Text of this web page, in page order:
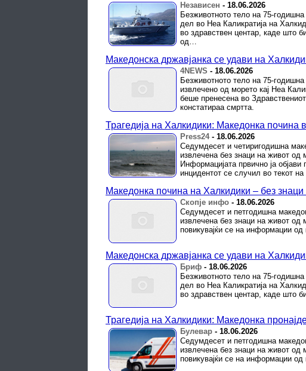
Независен - 18.06.2026
Безживотното тело на 75-
дел во Неа Каликратија на
во здравствен центар, каде што
од…
Македонска државјанка се удави на
4NEWS - 18.06.2026
Безживотното тело на 75-
извлечено од морето кај Неа
беше пренесена во
констатираа смртта.
Трагедија на Халкидики: Македонка почина
Press24- 18.06.2026
Седумдесет и четиригодишна
извлечена без знаци на живот од
Информацијата првично ја
инцидентот се случил во текот на
Македонка почина на Халкидики – без
Скопје инфо - 18.06.2026
Седумдесет и петгодишна
извлечена без знаци на живот од
повикувајќи се на информации од
Македонска државјанка се удави на
Бриф - 18.06.2026
Безживотното тело на 75-
дел во Неа Каликратија на
во здравствен центар, каде што
Трагедија на Халкидики: Македонка
Булевар - 18.06.2026
Седумдесет и петгодишна
извлечена без знаци на живот од
повикувајќи се на информации од